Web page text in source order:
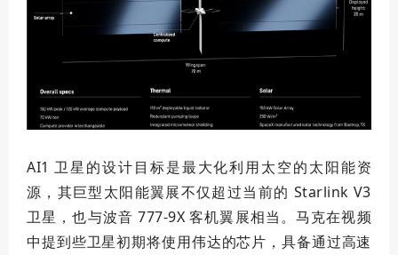
AI1 卫星的设计目标是最大化利用太空的太阳能资
源，其巨型太阳能翼展不仅超过当前的 Starlink V3
卫星，也与波音 777-9X 客机翼展相当。马克在视频
中提到些卫星初期将使用伟达的芯片，具备通过高速